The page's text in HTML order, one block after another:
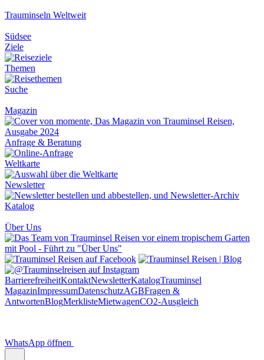
Trauminseln Weltweit
Südsee
Ziele
Themen
Suche
Magazin
Anfrage & Beratung
Weltkarte
Newsletter
Katalog
Über Uns
BarrierefreiheitKontaktNewsletterKatalogTrauminsel
MagazinImpressumDatenschutzAGBFragen &
AntwortenBlogMerklisteMietwagenCO2-Ausgleich
WhatsApp öffnen